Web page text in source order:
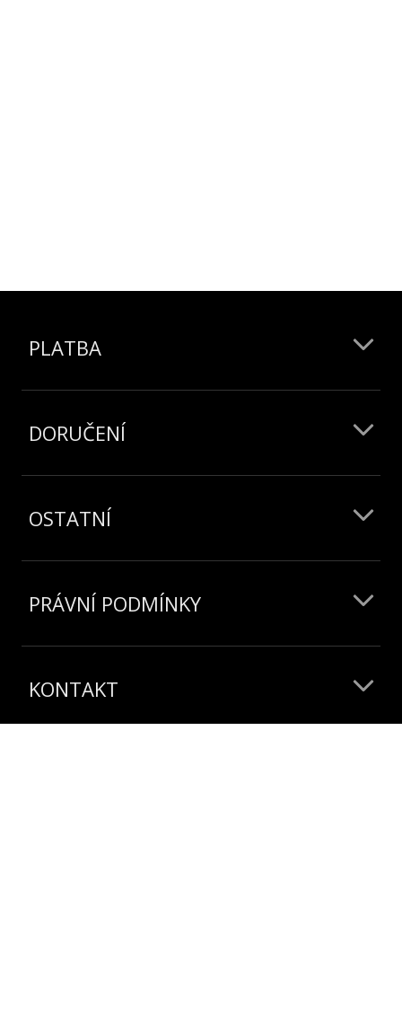
PLATBA
DORUČENÍ
OSTATNÍ
PRÁVNÍ PODMÍNKY
KONTAKT